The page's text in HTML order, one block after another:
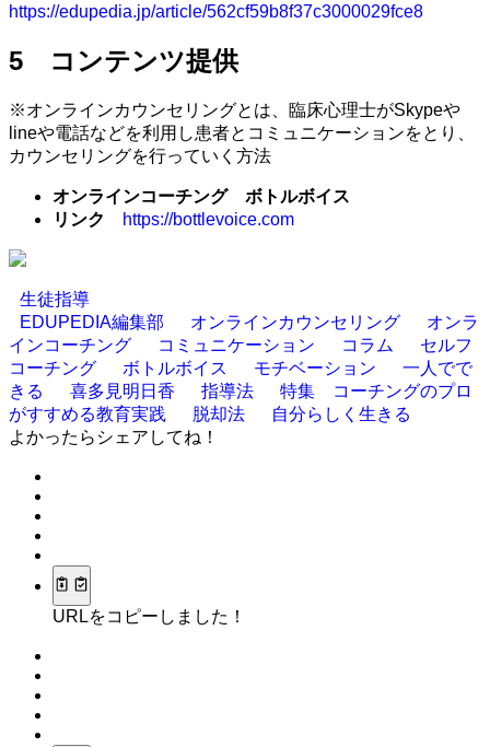
https://edupedia.jp/article/562cf59b8f37c3000029fce8
5 コンテンツ提供
※オンラインカウンセリングとは、臨床心理士がSkypeや
lineや電話などを利用し患者とコミュニケーションをとり、
カウンセリングを行っていく方法
オンラインコーチング ボトルボイス
リンク
https://bottlevoice.com
生徒指導
EDUPEDIA編集部
オンラインカウンセリング
オンラ
インコーチング
コミュニケーション コラム
セルフ
コーチング
ボトルボイス モチベーション
一人でで
きる
喜多見明日香 指導法
特集 コーチングのプロ
がすすめる教育実践
脱却法
自分らしく生きる
よかったらシェアしてね！
URLをコピーしました！